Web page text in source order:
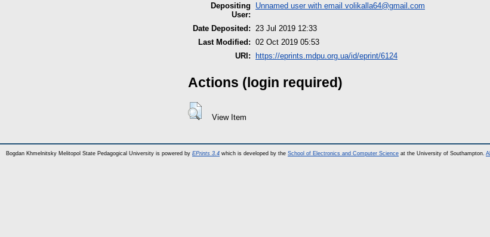
Depositing
User:
Unnamed user with email volikalla64@gmail.com
Date Deposited:
23 Jul 2019 12:33
Last Modified: 02 Oct 2019 05:53
URI:
https://eprints.mdpu.org.ua/id/eprint/6124
Actions (login required)
View Item
Bogdan Khmelnitsky Melitopol State Pedagogical University is powered by EPrints 3.4 which is developed by the School of Electronics and Computer Science at the University of Southampton.